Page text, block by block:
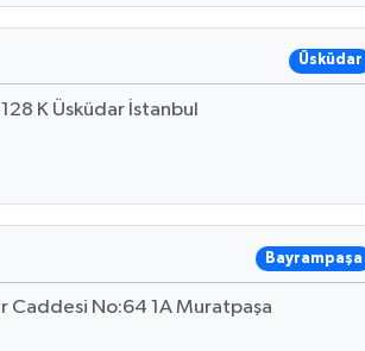
Üsküdar
K Üsküdar İstanbul
Bayrampaşa
Caddesi No:64 1A Muratpaşa